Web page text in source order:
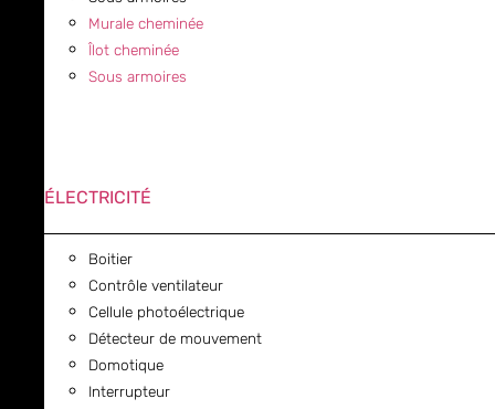
Murale cheminée
Îlot cheminée
Sous armoires
ÉLECTRICITÉ
Boitier
Contrôle ventilateur
Cellule photoélectrique
Détecteur de mouvement
Domotique
Interrupteur